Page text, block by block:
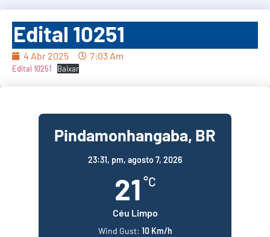
Edital 10251
4 Abr 2025 7:03 Am
Edital 10251 Baixar
Pindamonhangaba, BR
23:31, pm, agosto 7, 2026
21 °C
Céu Limpo
Wind Gust: 10 Km/h